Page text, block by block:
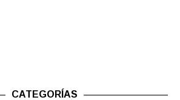
CATEGORÍAS